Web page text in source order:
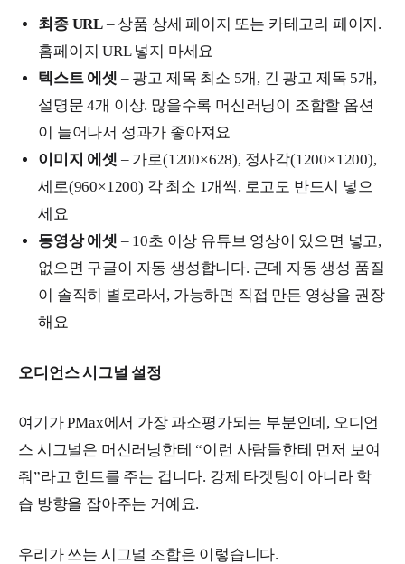
최종 URL – 상품 상세 페이지 또는 카테고리 페이지.
홈페이지 URL 넣지 마세요
텍스트 에셋 – 광고 제목 최소 5개, 긴 광고 제목 5개,
설명문 4개 이상. 많을수록 머신러닝이 조합할 옵션
이 늘어나서 성과가 좋아져요
이미지 에셋 – 가로(1200×628), 정사각(1200×1200),
세로(960×1200) 각 최소 1개씩. 로고도 반드시 넣으
세요
동영상 에셋 – 10초 이상 유튜브 영상이 있으면 넣고,
없으면 구글이 자동 생성합니다. 근데 자동 생성 품질
이 솔직히 별로라서, 가능하면 직접 만든 영상을 권장
해요
오디언스 시그널 설정
여기가 PMax에서 가장 과소평가되는 부분인데, 오디언
스 시그널은 머신러닝한테 “이런 사람들한테 먼저 보여
줘”라고 힌트를 주는 겁니다. 강제 타겟팅이 아니라 학
습 방향을 잡아주는 거예요.
우리가 쓰는 시그널 조합은 이렇습니다.